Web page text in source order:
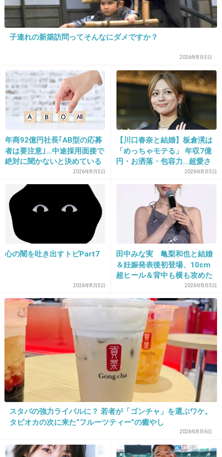
20. 匿名 2013/12/03(火) 19:27:32
そもそもこの人を知らない(￣▽￣;)
2013/12/03(火) 19:28:58
化粧取ったら一重になりそうw
+120 -11
2013/12/03(火) 19:28:59
いい加減 恋愛ネタでだけ生き抜くタレントっ
て何なの？って言いたい。
芹那もだけど、いつまでそのネタで食べていく
んだよ！って思うわ
+164 -3
23. 匿名2013/12/03(火) 19:29:21
ん？こんな様なネックレスとピアス、私も付け
てたぞ？
+73 -5
24. 匿名
この女に大倉はもったいない。（笑）
子連れの新築訪問ってそんなにダメですか？
2026年8月5日
年商92億円社長｢AB型の応募
者は要注意｣…中途採用面接で
絶対に聞かないと決めている
2026年8月5日
【川口春奈と結婚】板倉滉は
「めっちゃモテる」 年収7億
円・お洒落・包容力…超愛さ
2026年8月5日
心の闇を吐き出すトピPart7
2026年8月5日
田中みな実 亀梨和也と結婚
＆妊娠発表後初登場、10cm
超ヒール＆背中も横も攻めた
ドレスで祝福に笑顔「ありが
とうございます」おなかふっ
くら
2026年8月5日
スタバの強力ライバルに？ 若者が「ゴンチャ」を選ぶワケ。
タピオカの次に来た“フルーツティー”の癒やし
2026年8月6日